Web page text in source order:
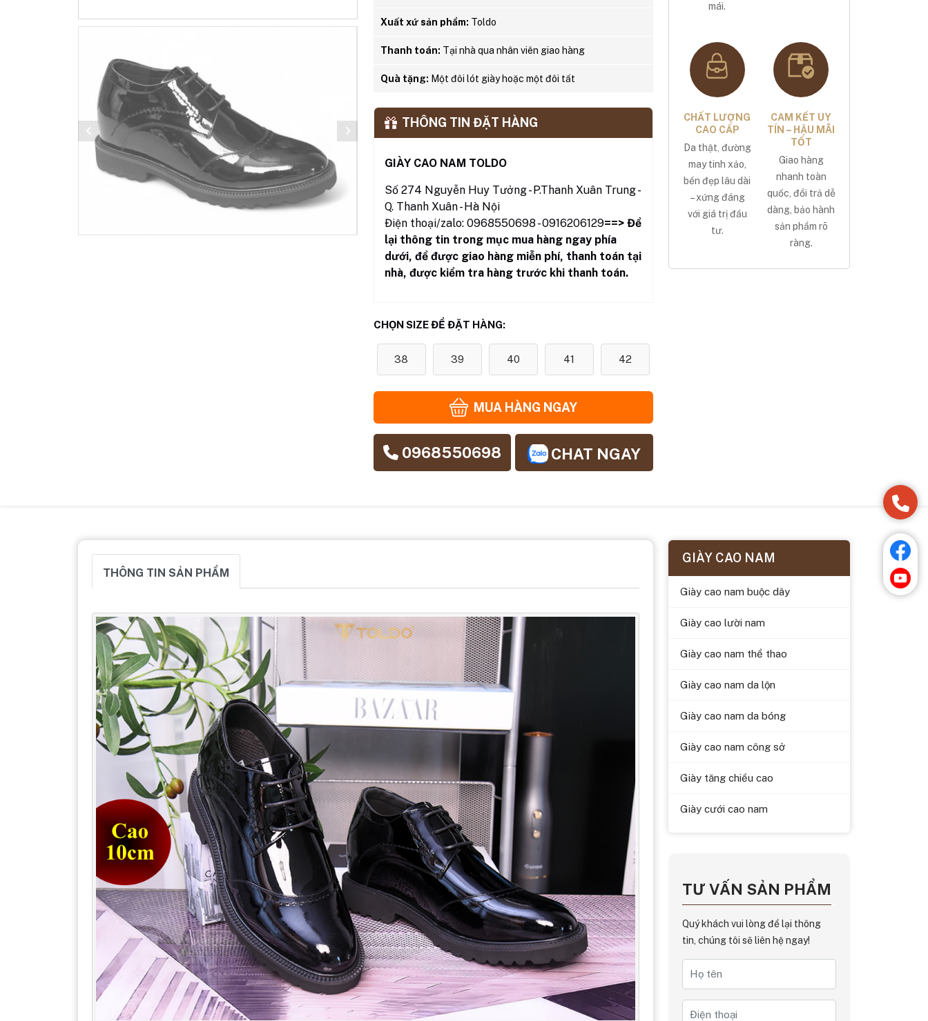
Xuất xứ sản phẩm: Toldo
Thanh toán: Tại nhà qua nhân viên giao hàng
Quà tặng: Một đôi lót giày hoặc một đôi tất
THÔNG TIN ĐẶT HÀNG
GIÀY CAO NAM TOLDO
Số 274 Nguyễn Huy Tưởng - P.Thanh Xuân Trung -
Q. Thanh Xuân - Hà Nội
Điện thoại/zalo: 0968550698 - 0916206129==> Để
lại thông tin trong mục mua hàng ngay phía
dưới, để được giao hàng miễn phí, thanh toán tại
nhà, được kiểm tra hàng trước khi thanh toán.
CHỌN SIZE ĐỂ ĐẶT HÀNG:
38 39 40 41 42
MUA HÀNG NGAY
0968550698 CHAT NGAY
mái.
CHẤT LƯỢNG
CAO CẤP
Da thật, đường
may tinh xảo,
bền đẹp lâu dài
– xứng đáng
với giá trị đầu
tư.
CAM KẾT UY
TÍN – HẬU MÃI
TỐT
Giao hàng
nhanh toàn
quốc, đổi trả dễ
dàng, bảo hành
sản phẩm rõ
ràng.
THÔNG TIN SẢN PHẨM
GIÀY CAO NAM
Giày cao nam buộc dây
Giày cao lười nam
Giày cao nam thể thao
Giày cao nam da lộn
Giày cao nam da bóng
Giày cao nam công sở
Giày tăng chiều cao
Giày cưới cao nam
TƯ VẤN SẢN PHẨM
Quý khách vui lòng để lại thông
tin, chúng tôi sẽ liên hệ ngay!